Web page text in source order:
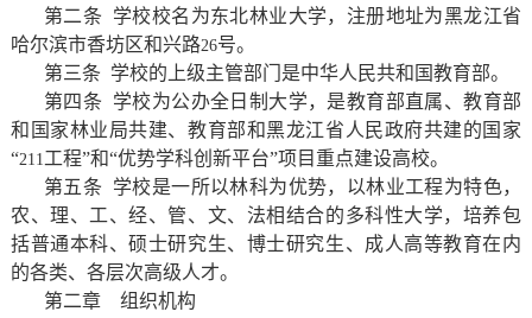
第二条
学校校名为东北林业大学，注册地址为黑龙江省
哈尔滨市香坊区和兴路26号。
第三条 学校的上级主管部门是中华人民共和国教育部。
第四条
学校为公办全日制大学，是教育部直属、教育部
和国家林业局共建、教育部和黑龙江省人民政府共建的国家
“211工程”和“优势学科创新平台”项目重点建设高校。
第五条
学校是一所以林科为优势，以林业工程为特色，
农、理、工、经、管、文、法相结合的多科性大学，培养包
括普通本科、硕士研究生、博士研究生、成人高等教育在内
的各类、各层次高级人才。
第二章
组织机构